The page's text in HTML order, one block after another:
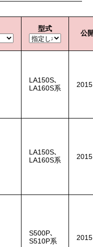
型式
公
LA150S､
LA160S系
LA150S､
LA160S系
S500P､
S510P系